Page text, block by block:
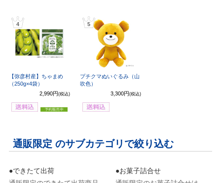
4
【弥彦村産】ちゃまめ
（250g×4袋）
2,990円 (税込)
5
プチクマぬいぐるみ（山
吹色）
3,300円 (税込)
通販限定 のサブカテゴリで絞り込む
●できたて出荷
●お菓子詰合せ